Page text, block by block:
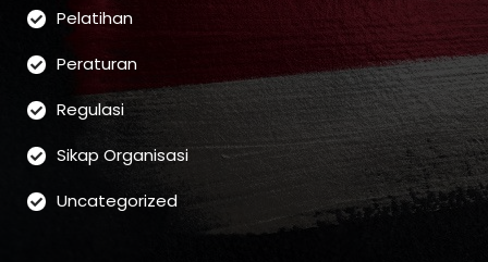
Pelatihan
Peraturan
Regulasi
Sikap Organisasi
Uncategorized